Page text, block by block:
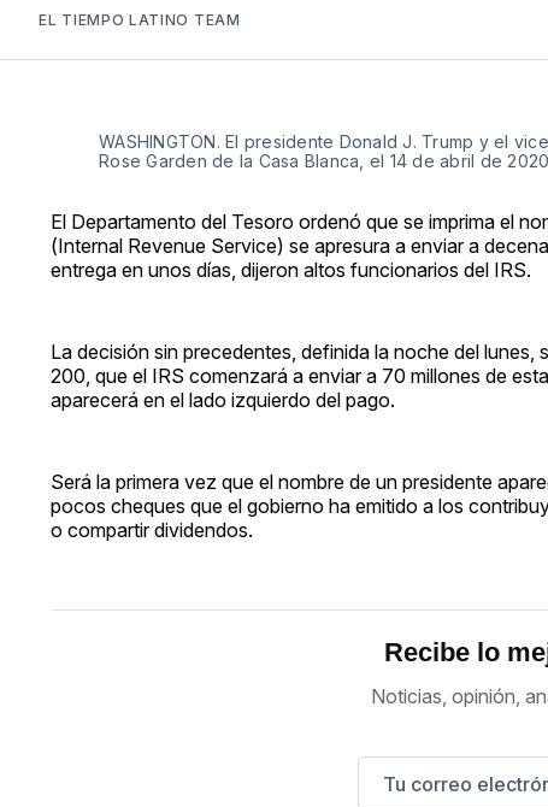
EL TIEMPO LATINO TEAM
WASHINGTON. El presidente Donald J. Trump y el
Rose Garden de la Casa Blanca, el 14 de abril de
El Departamento del Tesoro ordenó que se imprima el
(Internal Revenue Service) se apresura a enviar a
entrega en unos días, dijeron altos funcionarios del IRS.
La decisión sin precedentes, definida la noche del
200, que el IRS comenzará a enviar a 70 millones de
aparecerá en el lado izquierdo del pago.
Será la primera vez que el nombre de un presidente
pocos cheques que el gobierno ha emitido a los
o compartir dividendos.
Recibe lo
Noticias, opinión,